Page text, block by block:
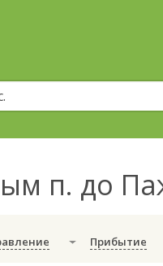
п. до
Прибытие